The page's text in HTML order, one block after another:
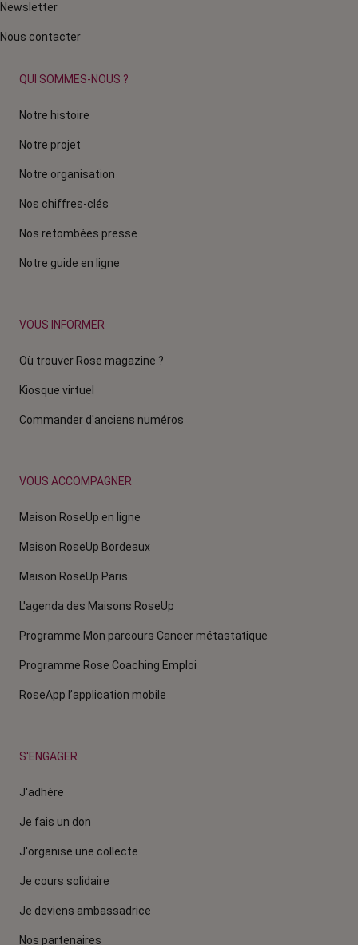
Newsletter
Nous contacter
QUI SOMMES-NOUS ?
Notre histoire
Notre projet
Notre organisation
Nos chiffres-clés
Nos retombées presse
Notre guide en ligne
VOUS INFORMER
Où trouver Rose magazine ?
Kiosque virtuel
Commander d'anciens numéros
VOUS ACCOMPAGNER
Maison RoseUp en ligne
Maison RoseUp Bordeaux
Maison RoseUp Paris
L'agenda des Maisons RoseUp
Programme Mon parcours Cancer métastatique
Programme Rose Coaching Emploi
RoseApp l’application mobile
S'ENGAGER
J'adhère
Je fais un don
J'organise une collecte
Je cours solidaire
Je deviens ambassadrice
Nos partenaires